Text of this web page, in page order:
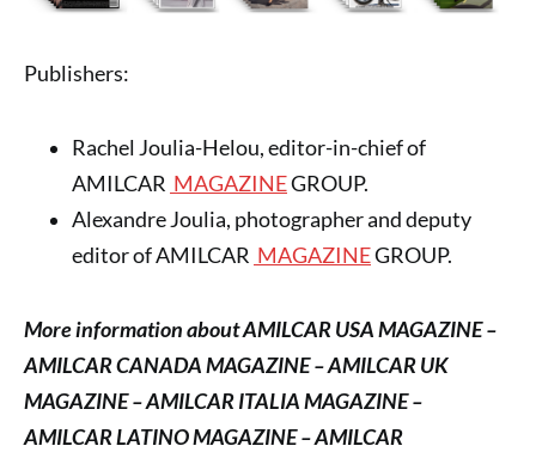
Publishers:
Rachel Joulia-Helou, editor-in-chief of
AMILCAR MAGAZINEGROUP.
Alexandre Joulia, photographer and deputy
editor of AMILCAR MAGAZINEGROUP.
More information about AMILCAR USA MAGAZINE –
AMILCAR CANADA MAGAZINE – AMILCAR UK
MAGAZINE – AMILCAR ITALIA MAGAZINE –
AMILCAR LATINO MAGAZINE – AMILCAR